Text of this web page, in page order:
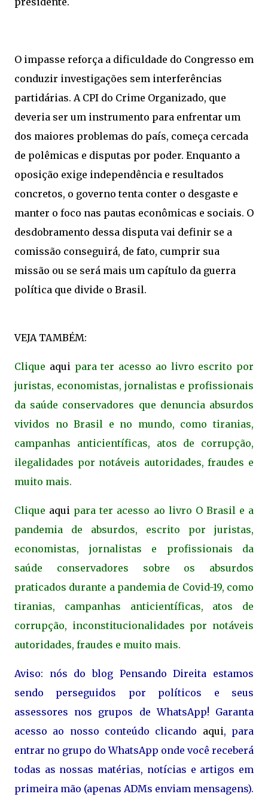
O impasse reforça a dificuldade do Congresso em
conduzir investigações sem interferências
partidárias. A CPI do Crime Organizado, que
deveria ser um instrumento para enfrentar um
dos maiores problemas do país, começa cercada
de polêmicas e disputas por poder. Enquanto a
oposição exige independência e resultados
concretos, o governo tenta conter o desgaste e
manter o foco nas pautas econômicas e sociais. O
desdobramento dessa disputa vai definir se a
comissão conseguirá, de fato, cumprir sua
missão ou se será mais um capítulo da guerra
política que divide o Brasil.
VEJA TAMBÉM:
Clique aquipara ter acesso ao livro escrito por
juristas, economistas, jornalistas e profissionais
da saúde conservadores que denuncia absurdos
vividos no Brasil e no mundo, como tiranias,
campanhas anticientíficas, atos de corrupção,
ilegalidades por notáveis autoridades, fraudes e
muito mais.
Clique aqui para ter acesso ao livro O Brasil e a
pandemia de absurdos, escrito por juristas,
economistas, jornalistas e profissionais da
saúde conservadores sobre os absurdos
praticados durante a pandemia de Covid-19, como
tiranias, campanhas anticientíficas, atos de
corrupção, inconstitucionalidades por notáveis
autoridades, fraudes e muito mais.
Aviso: nós do blog Pensando Direita estamos
sendo perseguidos por políticos e seus
assessores nos grupos de WhatsApp! Garanta
acesso ao nosso conteúdo clicando aqui, para
entrar no grupo do WhatsApp onde você receberá
todas as nossas matérias, notícias e artigos em
primeira mão (apenas ADMs enviam mensagens).